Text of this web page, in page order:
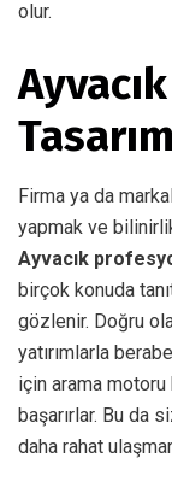
olur.
Tasarım
Firma ya da
yapmak ve
Ayvacık
birçok konuda
gözlenir. Doğru
yatırımlarla
için arama motoru
başarırlar. Bu da
daha rahat